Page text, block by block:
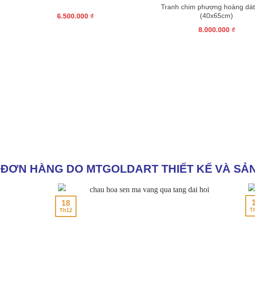
6.500.000 ₫
Tranh chim phượng hoàng
(40x65cm)
8.000.000 ₫
ĐƠN HÀNG DO MTGOLDART THIẾT KẾ VÀ
28
Th11